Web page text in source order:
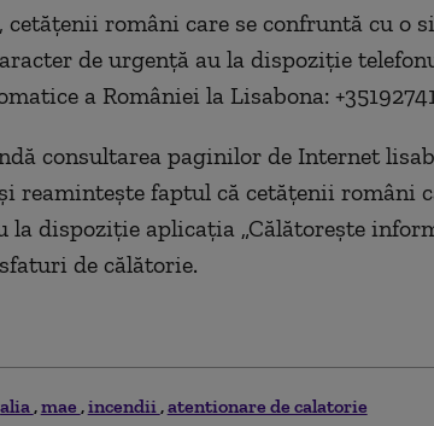
cetăţenii români care se confruntă cu o
de urgenţă au la dispoziţie
a României la Lisabona:
consultarea paginilor de Internet
reaminteşte faptul că cetăţenii români
la dispoziţie aplicaţia „Călătoreşte
de călătorie.
mae incendii atentionare de calatorie